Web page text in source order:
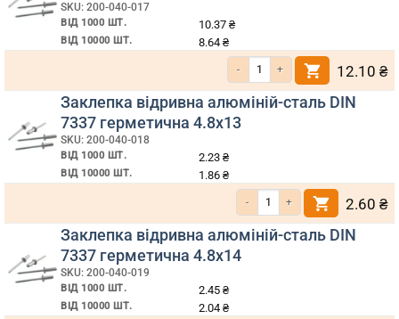
SKU: 200-040-017
ВІД 1000 ШТ. 10.37 ₴
ВІД 10000 ШТ. 8.64 ₴
Кількість Заклепка відривна
12.10 ₴
Заклепка відривна алюміній-сталь DIN
7337 герметична 4.8х13
SKU: 200-040-018
ВІД 1000 ШТ. 2.23 ₴
ВІД 10000 ШТ. 1.86 ₴
Кількість Заклепка відривна
2.60 ₴
Заклепка відривна алюміній-сталь DIN
7337 герметична 4.8х14
SKU: 200-040-019
ВІД 1000 ШТ. 2.45 ₴
ВІД 10000 ШТ. 2.04 ₴